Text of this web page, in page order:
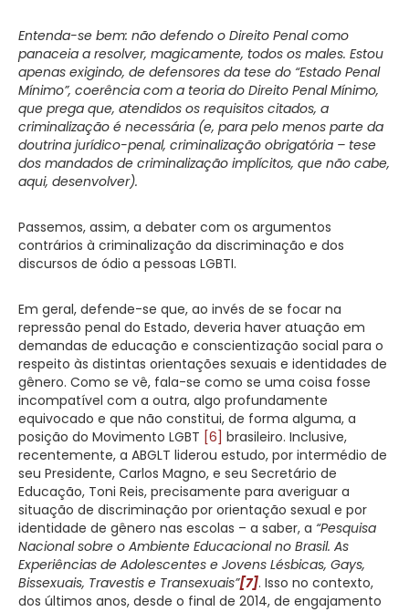
Entenda-se bem: não defendo o Direito Penal como
panaceia a resolver, magicamente, todos os males. Estou
apenas exigindo, de defensores da tese do “Estado Penal
Mínimo”, coerência com a teoria do Direito Penal Mínimo,
que prega que, atendidos os requisitos citados, a
criminalização é necessária (e, para pelo menos parte da
doutrina jurídico-penal, criminalização obrigatória – tese
dos mandados de criminalização implícitos, que não cabe,
aqui, desenvolver).
Passemos, assim, a debater com os argumentos
contrários à criminalização da discriminação e dos
discursos de ódio a pessoas LGBTI.
Em geral, defende-se que, ao invés de se focar na
repressão penal do Estado, deveria haver atuação em
demandas de educação e conscientização social para o
respeito às distintas orientações sexuais e identidades de
gênero. Como se vê, fala-se como se uma coisa fosse
incompatível com a outra, algo profundamente
equivocado e que não constitui, de forma alguma, a
posição do Movimento LGBT [6] brasileiro. Inclusive,
recentemente, a ABGLT liderou estudo, por intermédio de
seu Presidente, Carlos Magno, e seu Secretário de
Educação, Toni Reis, precisamente para averiguar a
situação de discriminação por orientação sexual e por
identidade de gênero nas escolas – a saber, a “Pesquisa
Nacional sobre o Ambiente Educacional no Brasil. As
Experiências de Adolescentes e Jovens Lésbicas, Gays,
Bissexuais, Travestis e Transexuais”[7]. Isso no contexto,
dos últimos anos, desde o final de 2014, de engajamento